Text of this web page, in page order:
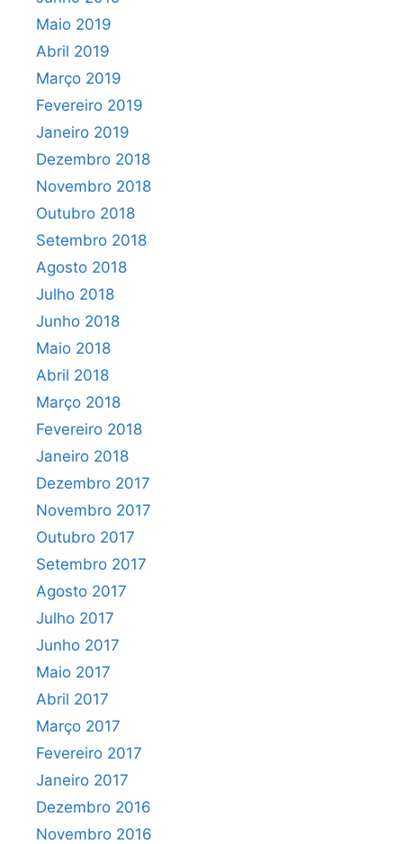
Maio 2019
Abril 2019
Março 2019
Fevereiro 2019
Janeiro 2019
Dezembro 2018
Novembro 2018
Outubro 2018
Setembro 2018
Agosto 2018
Julho 2018
Junho 2018
Maio 2018
Abril 2018
Março 2018
Fevereiro 2018
Janeiro 2018
Dezembro 2017
Novembro 2017
Outubro 2017
Setembro 2017
Agosto 2017
Julho 2017
Junho 2017
Maio 2017
Abril 2017
Março 2017
Fevereiro 2017
Janeiro 2017
Dezembro 2016
Novembro 2016